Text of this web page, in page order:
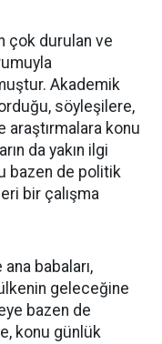
çok durulan ve
Akademik
söyleşilere,
konu
da yakın ilgi
bazen de politik
bir çalışma
babaları,
geleceğine
bazen de
konu günlük